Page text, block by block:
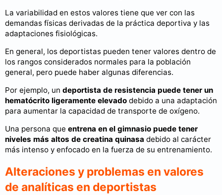
La variabilidad en estos valores tiene que ver con las
demandas físicas derivadas de la práctica deportiva y las
adaptaciones fisiológicas.
En general, los deportistas pueden tener valores dentro de
los rangos considerados normales para la población
general, pero puede haber algunas diferencias.
Por ejemplo, un deportista de resistencia puede tener un
hematócrito ligeramente elevado debido a una adaptación
para aumentar la capacidad de transporte de oxígeno.
Una persona que entrena en el gimnasio puede tener
niveles más altos de creatina quinasa debido al carácter
más intenso y enfocado en la fuerza de su entrenamiento.
Alteraciones y problemas en valores
de analíticas en deportistas